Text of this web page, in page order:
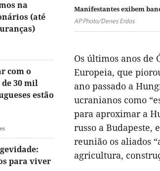
na
(até
com o
30 mil
estão
para viver
Manifestantes exibem
AP Photo/Denes Erdos
Os últimos anos de
Europeia, que
ano passado a
ucranianos como
para aproximar a
russo a Budapeste,
reunião os aliados
agricultura,